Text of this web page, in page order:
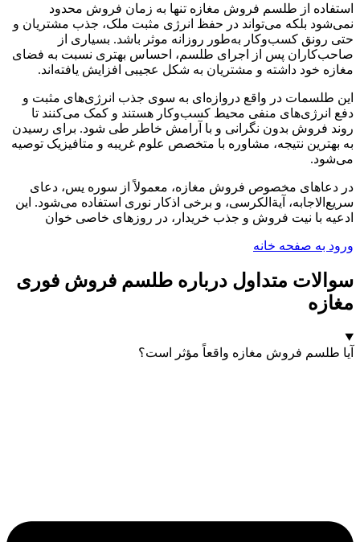
استفاده از طلسم فروش مغازه تنها به زمان فروش محدود
نمی‌شود بلکه می‌تواند در حفظ انرژی مثبت ملک، جذب مشتریان و
حتی رونق کسب‌وکار به‌طور روزانه موثر باشد. بسیاری از
صاحب‌کاران پس از اجرای طلسم، احساس بهتری نسبت به فضای
مغازه خود داشته و مشتریان به شکل عجیبی افزایش یافته‌اند.
این طلسمات در واقع دروازه‌ای به سوی جذب انرژی‌های مثبت و
دفع انرژی‌های منفی محیط کسب‌وکار هستند و کمک می‌کنند تا
روند فروش بدون نگرانی و با آرامش خاطر طی شود. برای رسیدن
به بهترین نتیجه، مشاوره با متخصص علوم غریبه و متافیزیک توصیه
می‌شود.
در دعاهای مخصوص فروش مغازه، معمولاً از سوره یس، دعای
سریع‌الاجابه، آیةالکرسی، و برخی اذکار نوری استفاده می‌شود. این
ادعیه با نیت فروش و جذب خریدار، در روزهای خاصی خوان
ورود به صفحه خانه
سوالات متداول درباره طلسم فروش فوری
مغازه
آیا طلسم فروش مغازه واقعاً مؤثر است؟